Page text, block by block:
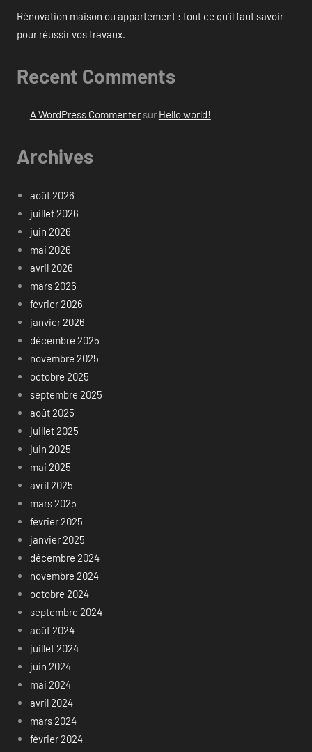
Rénovation maison ou appartement : tout ce qu’il faut savoir
pour réussir vos travaux.
Recent Comments
A WordPress Commentersur Hello world!
Archives
août 2026
juillet 2026
juin 2026
mai 2026
avril 2026
mars 2026
février 2026
janvier 2026
décembre 2025
novembre 2025
octobre 2025
septembre 2025
août 2025
juillet 2025
juin 2025
mai 2025
avril 2025
mars 2025
février 2025
janvier 2025
décembre 2024
novembre 2024
octobre 2024
septembre 2024
août 2024
juillet 2024
juin 2024
mai 2024
avril 2024
mars 2024
février 2024